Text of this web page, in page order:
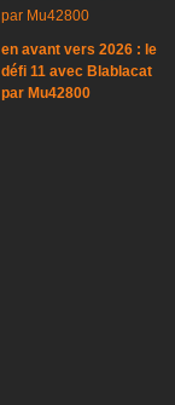
en avant vers 2026 : le
défi 11 avec Blablacat
par Mu42800